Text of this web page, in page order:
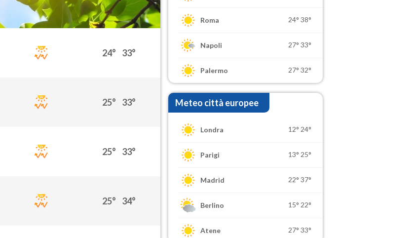
24° 33°
25° 33°
25° 33°
25° 34°
Roma 24° 38°
Napoli 27° 33°
Palermo 27° 32°
Meteo città europee
Londra 12° 24°
Parigi 13° 25°
Madrid 22° 37°
Berlino 15° 22°
Atene 27° 33°